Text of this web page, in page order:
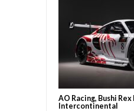
AO Racing, Bushi
Intercontinental